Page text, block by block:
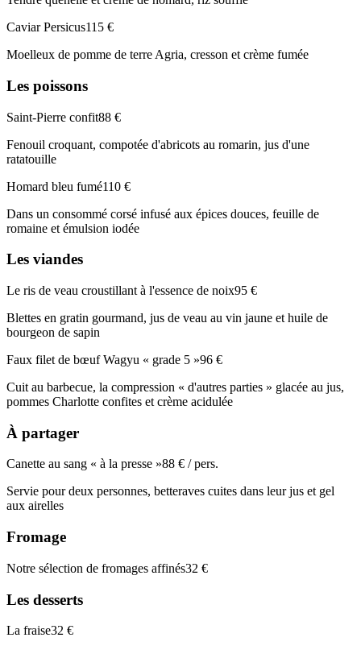
Caviar Persicus115 €
Moelleux de pomme de terre Agria, cresson et crème fumée
Les poissons
Saint-Pierre confit88 €
Fenouil croquant, compotée d'abricots au romarin, jus d'une
ratatouille
Homard bleu fumé110 €
Dans un consommé corsé infusé aux épices douces, feuille de
romaine et émulsion iodée
Les viandes
Le ris de veau croustillant à l'essence de noix95 €
Blettes en gratin gourmand, jus de veau au vin jaune et huile de
bourgeon de sapin
Faux filet de bœuf Wagyu « grade 5 »96 €
Cuit au barbecue, la compression « d'autres parties » glacée au jus,
pommes Charlotte confites et crème acidulée
À partager
Canette au sang « à la presse »88 € / pers.
Servie pour deux personnes, betteraves cuites dans leur jus et gel
aux airelles
Fromage
Notre sélection de fromages affinés32 €
Les desserts
La fraise32 €